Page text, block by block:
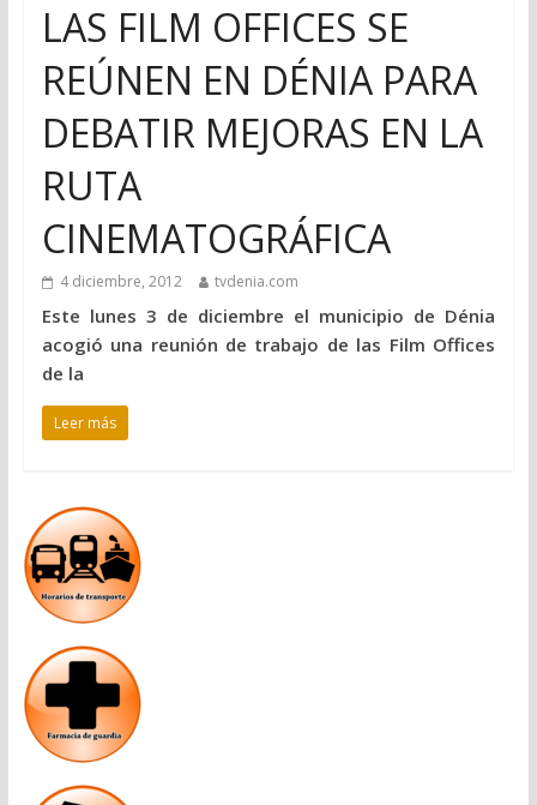
LAS FILM OFFICES SE
REÚNEN EN DÉNIA PARA
DEBATIR MEJORAS EN LA
RUTA
CINEMATOGRÁFICA
4 diciembre, 2012 tvdenia.com
Este lunes 3 de diciembre el municipio de Dénia
acogió una reunión de trabajo de las Film Offices
de la
Leer más